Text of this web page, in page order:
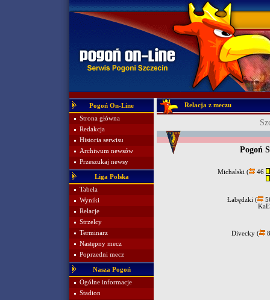
Pogoń On-Line
Strona główna
Redakcja
Historia serwisu
Archiwum newsów
Przeszukaj newsy
Liga Polska
Tabela
Wyniki
Relacje
Strzelcy
Terminarz
Następny mecz
Poprzedni mecz
Nasza Pogoń
Ogólne informacje
Stadion
Relacja z meczu
Pogoń
Michalski ( 46
Łabędzki (
Divecky (